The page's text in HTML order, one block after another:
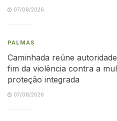
07/08/2026
PALMAS
Caminhada reúne
fim da violência contra a
proteção integrada
07/08/2026